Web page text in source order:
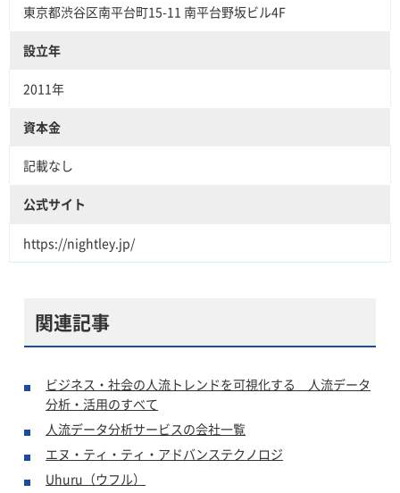
東京都渋谷区南平台町15-11 南平台野坂ビル4F
設立年
2011年
資本金
記載なし
公式サイト
https://nightley.jp/
関連記事
ビジネス・社会の人流トレンドを可視化する 人流データ
分析・活用のすべて
人流データ分析サービスの会社一覧
エヌ・ティ・ティ・アドバンステクノロジ
Uhuru（ウフル）